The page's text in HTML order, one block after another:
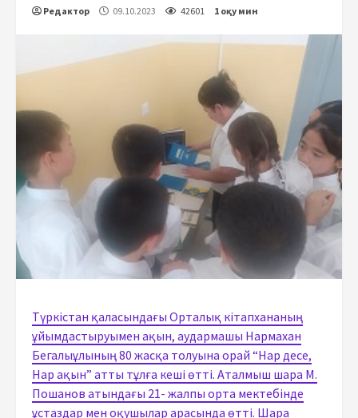
Редактор 09.10.2023 42601 1 оқу мин
Түркістан қаласындағы Орталық кітапхананың
ұйымдастыруымен ақын, аудармашы Нармахан
Бегалыұлының 80 жасқа толуына орай “Нар десе,
Нар ақын” атты тұлға кеші өтті. Аталмыш шара М.
Пошанов атындағы 21- жалпы орта мектебінде
ұстаздар мен оқушылар арасында өтті. Шара